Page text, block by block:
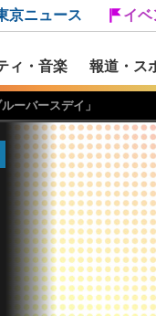
ィ・音楽 報道・ス
京ニュース イベ
ーバースデイ」